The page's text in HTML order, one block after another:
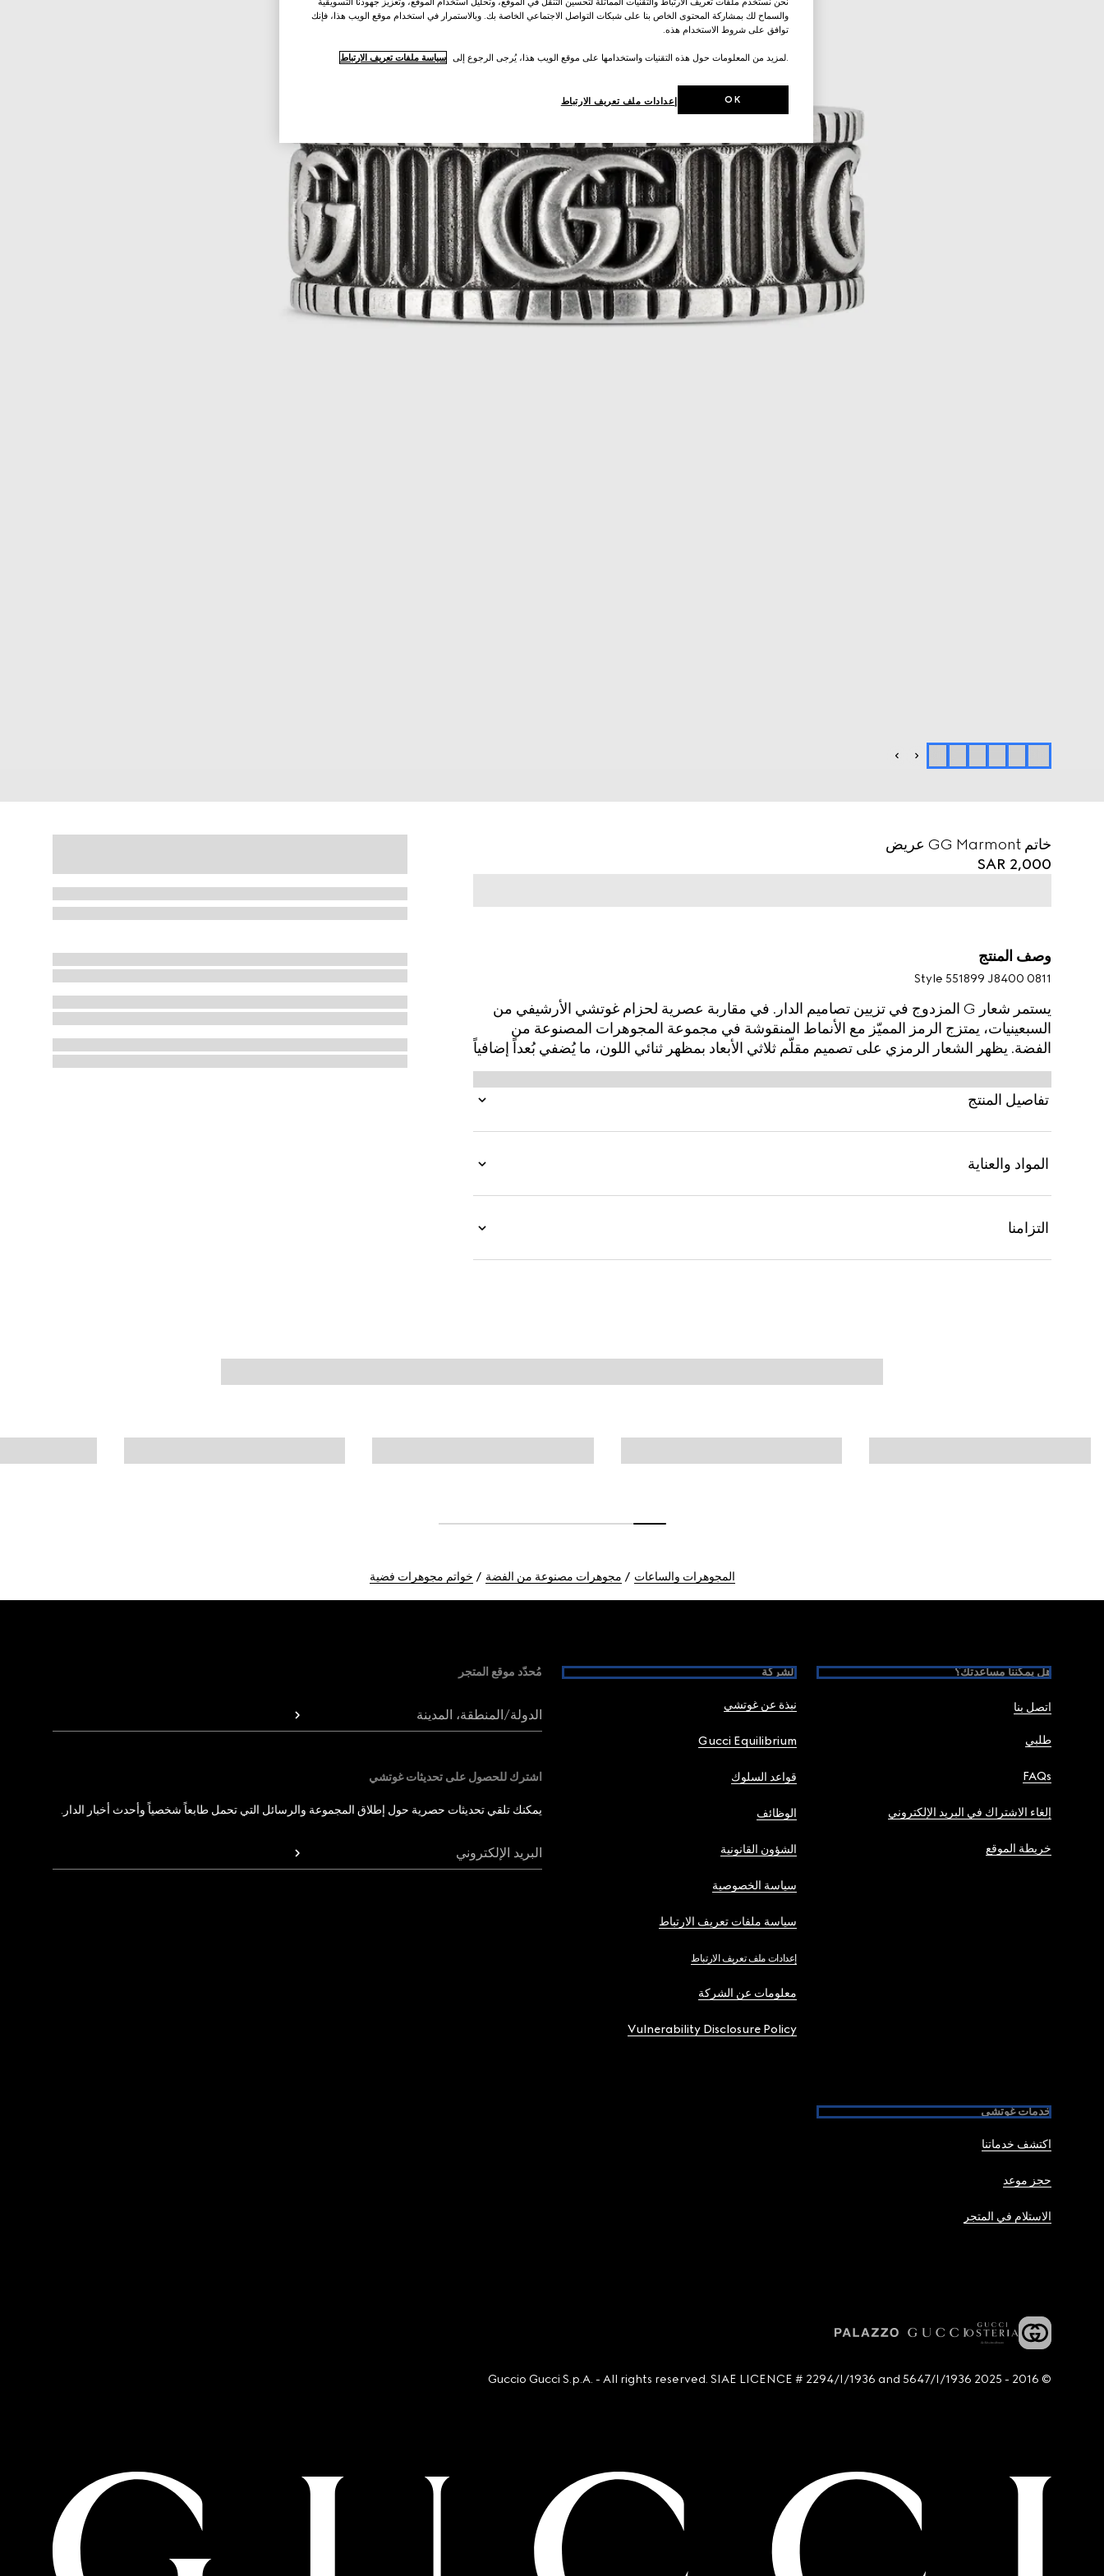
خاتم GG Marmont عريض
SAR 2,000
وصف المنتج
Style ‎551899 J8400 0811
يستمر شعار G المزدوج في تزيين تصاميم الدار. في مقاربة عصرية لحزام غوتشي الأرشيفي من
السبعينيات، يمتزج الرمز المميّز مع الأنماط المنقوشة في مجموعة المجوهرات المصنوعة من
الفضة. يظهر الشعار الرمزي على تصميم مقلّم ثلاثي الأبعاد بمظهر ثنائي اللون، ما يُضفي بُعداً إضافياً
على الخاتم الرفيع.
تفاصيل المنتج
المواد والعناية
التزامنا
المجوهرات والساعات مجوهرات مصنوعة من الفضة خواتم مجوهرات فضية
هل يمكننا مساعدتك؟
اتصل بنا
طلبي
FAQs
إلغاء الاشتراك في البريد الإلكتروني
خريطة الموقع
الشركة
نبذة عن غوتشي
Gucci Equilibrium
قواعد السلوك
الوظائف
الشؤون القانونية
سياسة الخصوصية
سياسة ملفات تعريف الارتباط
إعدادات ملف تعريف الارتباط
معلومات عن الشركة
Vulnerability Disclosure Policy
خدمات غوتشي
اكتشف خدماتنا
حجز موعد
الاستلام في المتجر
مُحدّد موقع المتجر
الدولة/المنطقة، المدينة
اشترك للحصول على تحديثات غوتشي
يمكنك تلقي تحديثات حصرية حول إطلاق المجموعة والرسائل التي تحمل طابعاً شخصياً وأحدث أخبار الدار.
البريد الإلكتروني
© 2016 - 2025 Guccio Gucci S.p.A. - All rights reserved. SIAE LICENCE # 2294/I/1936 and 5647/I/1936
والسماح لك بمشاركة المحتوى الخاص بنا على شبكات التواصل الاجتماعي الخاصة بك. وبالاستمرار في استخدام موقع الويب هذا، فإنك
توافق على شروط الاستخدام هذه.
.لمزيد من المعلومات حول هذه التقنيات واستخدامها على موقع الويب هذا، يُرجى الرجوع إلى سياسة ملفات تعريف الارتباط
إعدادات ملف تعريف الارتباط OK